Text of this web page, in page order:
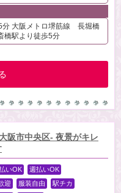
大阪メトロ堺筋線 長堀橋
橋駅より徒歩5分
阪市中央区- 夜景がキレ
いOK
週払いOK
迎 服装自由
駅チカ